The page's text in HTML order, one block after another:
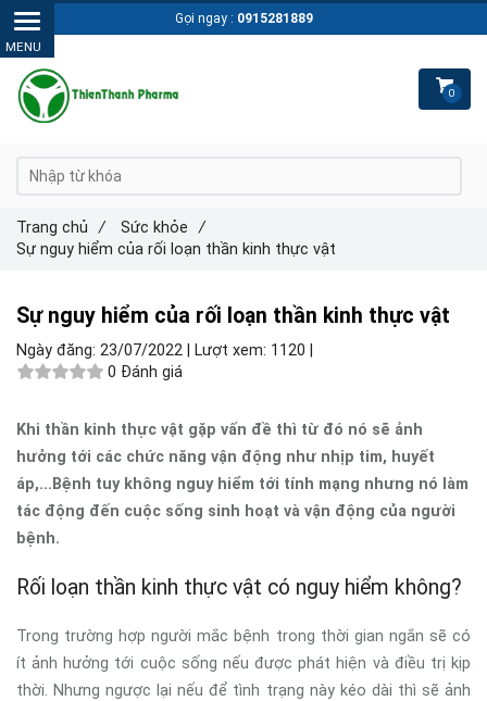
Sự nguy hiểm của rối loạn thần kinh thực vật
Ngày đăng: 23/07/2022 | Lượt xem: 1120 |
0 Đánh giá
Khi thần kinh thực vật gặp vấn đề thì từ đó nó sẽ ảnh
hưởng tới các chức năng vận động như nhịp tim, huyết
áp,...Bệnh tuy không nguy hiểm tới tính mạng nhưng nó làm
tác động đến cuộc sống sinh hoạt và vận động của người
bệnh.
Rối loạn thần kinh thực vật có nguy hiểm không?
Trong trường hợp người mắc bệnh trong thời gian ngắn sẽ có
ít ảnh hưởng tới cuộc sống nếu được phát hiện và điều trị kịp
thời. Nhưng ngược lại nếu để tình trạng này kéo dài thì sẽ ảnh
Trang chủ / Sức khỏe
/
Sự nguy hiểm của rối loạn thần kinh thực vật
Gọi ngay : 0915281889
0